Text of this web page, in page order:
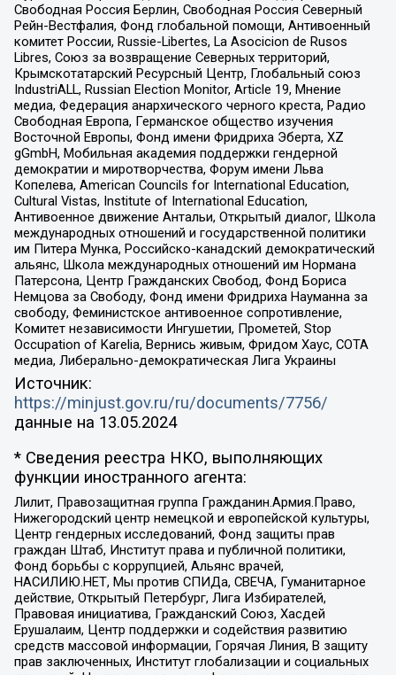
Свободная Россия Берлин, Свободная Россия Северный
Рейн-Вестфалия, Фонд глобальной помощи, Антивоенный
комитет России, Russie-Libertes, La Asocicion de Rusos
Libres, Союз за возвращение Северных территорий,
Крымскотатарский Ресурсный Центр, Глобальный союз
IndustriALL, Russian Election Monitor, Article 19, Мнение
медиа, Федерация анархического черного креста, Радио
Свободная Европа, Германское общество изучения
Восточной Европы, Фонд имени Фридриха Эберта, XZ
gGmbH, Мобильная академия поддержки гендерной
демократии и миротворчества, Форум имени Льва
Копелева, American Councils for International Education,
Cultural Vistas, Institute of International Education,
Антивоенное движение Антальи, Открытый диалог, Школа
международных отношений и государственной политики
им Питера Мунка, Российско-канадский демократический
альянс, Школа международных отношений им Нормана
Патерсона, Центр Гражданских Свобод, Фонд Бориса
Немцова за Свободу, Фонд имени Фридриха Науманна за
свободу, Феминистское антивоенное сопротивление,
Комитет независимости Ингушетии, Прометей, Stop
Occupation of Karelia, Вернись живым, Фридом Хаус, СОТА
медиа, Либерально-демократическая Лига Украины
Источник:
https://minjust.gov.ru/ru/documents/7756/
данные на 13.05.2024
* Сведения реестра НКО, выполняющих
функции иностранного агента:
Лилит, Правозащитная группа Гражданин.Армия.Право,
Нижегородский центр немецкой и европейской культуры,
Центр гендерных исследований, Фонд защиты прав
граждан Штаб, Институт права и публичной политики,
Фонд борьбы с коррупцией, Альянс врачей,
НАСИЛИЮ.НЕТ, Мы против СПИДа, СВЕЧА, Гуманитарное
действие, Открытый Петербург, Лига Избирателей,
Правовая инициатива, Гражданский Союз, Хасдей
Ерушалаим, Центр поддержки и содействия развитию
средств массовой информации, Горячая Линия, В защиту
прав заключенных, Институт глобализации и социальных